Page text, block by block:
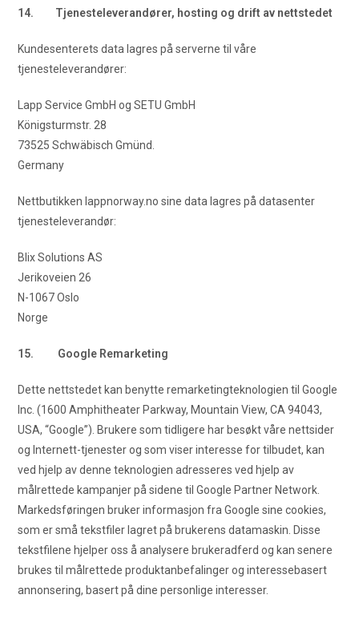
14. Tjenesteleverandører, hosting og drift av nettstedet
Kundesenterets data lagres på serverne til våre
tjenesteleverandører:
Lapp Service GmbH og SETU GmbH
Königsturmstr. 28
73525 Schwäbisch Gmünd.
Germany
Nettbutikken lappnorway.no sine data lagres på datasenter
tjenesteleverandør:
Blix Solutions AS
Jerikoveien 26
N-1067 Oslo
Norge
15. Google Remarketing
Dette nettstedet kan benytte remarketingteknologien til Google
Inc. (1600 Amphitheater Parkway, Mountain View, CA 94043,
USA, “Google”). Brukere som tidligere har besøkt våre nettsider
og Internett-tjenester og som viser interesse for tilbudet, kan
ved hjelp av denne teknologien adresseres ved hjelp av
målrettede kampanjer på sidene til Google Partner Network.
Markedsføringen bruker informasjon fra Google sine cookies,
som er små tekstfiler lagret på brukerens datamaskin. Disse
tekstfilene hjelper oss å analysere brukeradferd og kan senere
brukes til målrettede produktanbefalinger og interessebasert
annonsering, basert på dine personlige interesser.